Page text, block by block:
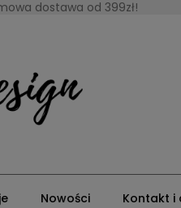
dostawa od 399zł!
Nowości Kontakt i